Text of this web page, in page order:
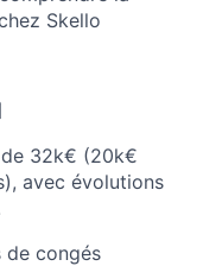
Skello
32k€ (20k€
avec évolutions
congés